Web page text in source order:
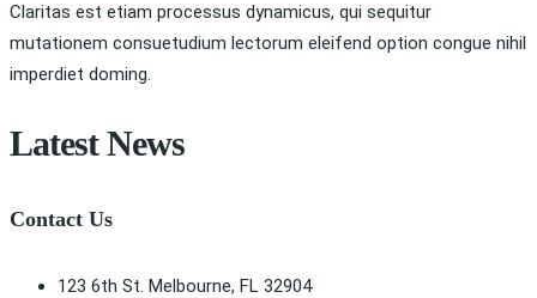
Claritas est etiam processus dynamicus, qui sequitur
mutationem consuetudium lectorum eleifend option congue nihil
imperdiet doming.
Latest News
Contact Us
123 6th St. Melbourne, FL 32904